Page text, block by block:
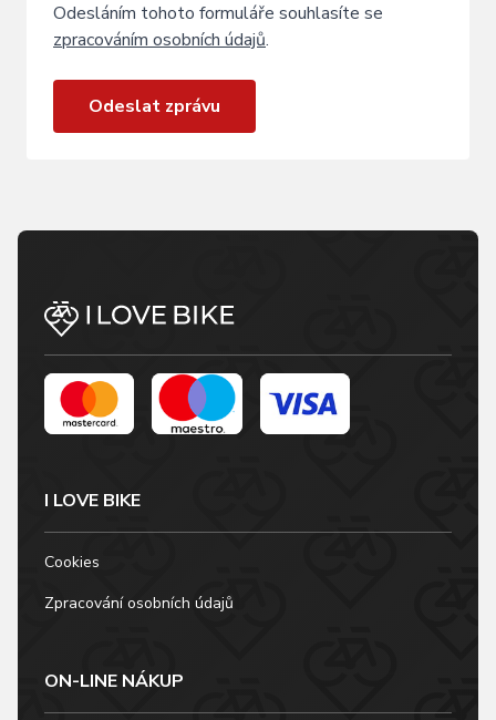
Odesláním tohoto formuláře souhlasíte se
zpracováním osobních údajů.
Odeslat zprávu
I LOVE BIKE
Cookies
Zpracování osobních údajů
ON-LINE NÁKUP